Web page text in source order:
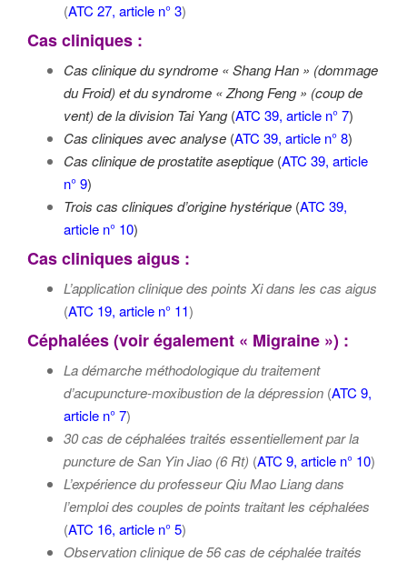
(ATC 27, article n° 3)
Cas cliniques :
Cas clinique du syndrome « Shang Han » (dommage
du Froid) et du syndrome « Zhong Feng » (coup de
vent) de la division Tai Yang(ATC 39, article n° 7)
Cas cliniques avec analyse (ATC 39, article n° 8)
Cas clinique de prostatite aseptique (ATC 39, article
n° 9)
Trois cas cliniques d’origine hystérique (ATC 39,
article n° 10)
Cas cliniques aigus :
L’application clinique des points Xi dans les cas aigus
(ATC 19, article n° 11)
Céphalées (voir également « Migraine ») :
La démarche méthodologique du traitement
d’acupuncture-moxibustion de la dépression (ATC 9,
article n° 7)
30 cas de céphalées traités essentiellement par la
puncture de San Yin Jiao (6 Rt) (ATC 9, article n° 10)
L’expérience du professeur Qiu Mao Liang dans
l’emploi des couples de points traitant les céphalées
(ATC 16, article n° 5)
Observation clinique de 56 cas de céphalée traités